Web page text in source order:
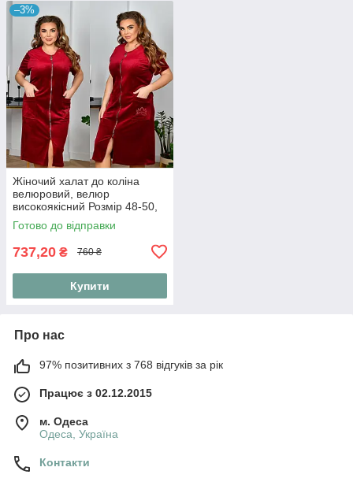
–3%
Жіночий халат до коліна
велюровий, велюр
високоякісний Розмір 48-50,
52-54,56-58, 60-62, 64-66
(Мод 3727)
Готово до відправки
737,20 ₴ 760 ₴
Купити
Про нас
97% позитивних з 768 відгуків за рік
Працює з 02.12.2015
м. Одеса
Одеса, Україна
Контакти